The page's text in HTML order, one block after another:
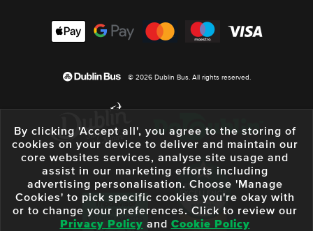
© 2026 Dublin Bus. All rights reserved.
By clicking 'Accept all', you agree to the storing of
cookies on your device to deliver and maintain our
core websites services, analyse site usage and
assist in our marketing efforts including
advertising personalisation. Choose 'Manage
Cookies' to pick specific cookies you're okay with
or to change your preferences. Click to review our
Privacy Policy and Cookie Policy